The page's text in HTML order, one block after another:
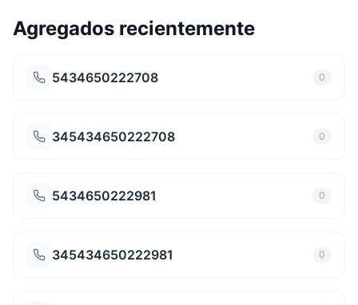
Agregados recientemente
5434650222708 0
345434650222708 0
5434650222981 0
345434650222981 0